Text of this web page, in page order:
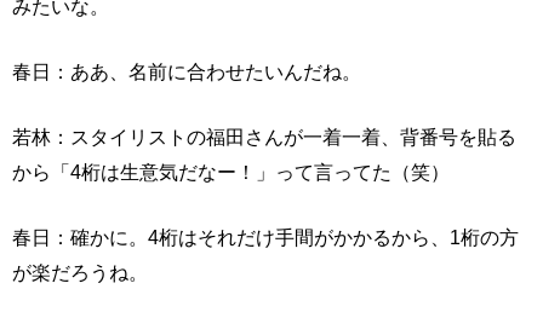
みたいな。
春日：ああ、名前に合わせたいんだね。
若林：スタイリストの福田さんが一着一着、背番号を貼る
から「4桁は生意気だなー！」って言ってた（笑）
春日：確かに。4桁はそれだけ手間がかかるから、1桁の方
が楽だろうね。